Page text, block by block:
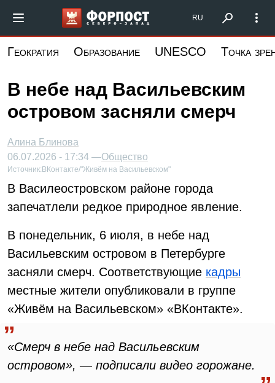
основному
Форпост Северо-Запад
RU
Геократия Образование UNESCO Точка
В небе над Васильевским
островом засняли смерч
Алина Блинова
06.07.2026 - 17:34 —Общество
Источник: ВКонтакте/"Живём на Васильевском"
В Василеостровском районе города
запечатлели редкое природное явление.
В понедельник, 6 июля, в небе над
Васильевским островом в Петербурге
засняли смерч. Соответствующие кадры
местные жители опубликовали в группе
«Живём на Васильевском» «ВКонтакте».
«Смерч в небе над Васильевским
островом», — подписали видео горожане.